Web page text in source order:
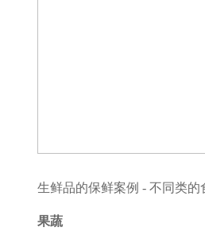
生鲜品的保鲜案例 - 不同类的
果蔬